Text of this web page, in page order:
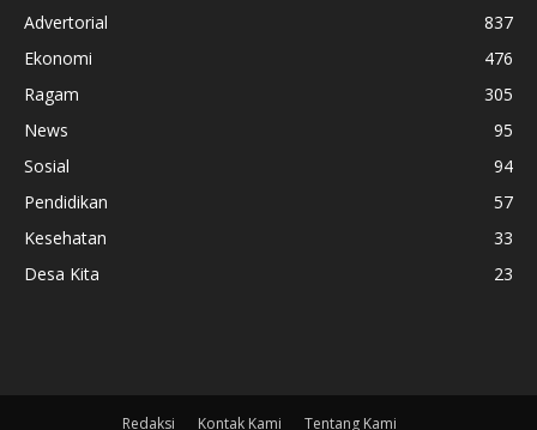
Advertorial
837
Ekonomi
476
Ragam
305
News
95
Sosial
94
Pendidikan
57
Kesehatan
33
Desa Kita
23
Redaksi Kontak Kami Tentang Kami